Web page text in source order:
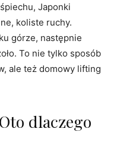
Japonki
koliste ruchy.
górze, następnie
To nie tylko sposób
ale też domowy lifting
dlaczego